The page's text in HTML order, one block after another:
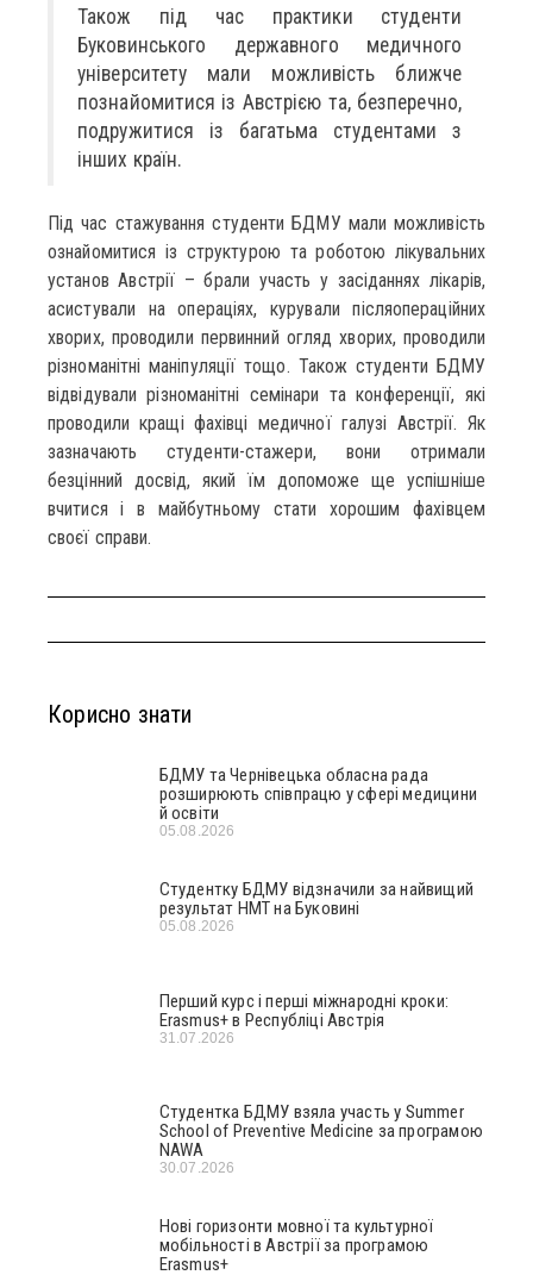
Також під час практики студенти
Буковинського державного медичного
університету мали можливість ближче
познайомитися із Австрією та, безперечно,
подружитися із багатьма студентами з
інших країн.
Під час стажування студенти БДМУ мали можливість
ознайомитися із структурою та роботою лікувальних
установ Австрії – брали участь у засіданнях лікарів,
асистували на операціях, курували післяопераційних
хворих, проводили первинний огляд хворих, проводили
різноманітні маніпуляції тощо. Також студенти БДМУ
відвідували різноманітні семінари та конференції, які
проводили кращі фахівці медичної галузі Австрії. Як
зазначають студенти-стажери, вони отримали
безцінний досвід, який їм допоможе ще успішніше
вчитися і в майбутньому стати хорошим фахівцем
своєї справи.
Корисно знати
БДМУ та Чернівецька обласна рада
розширюють співпрацю у сфері медицини
й освіти
05.08.2026
Студентку БДМУ відзначили за найвищий
результат НМТ на Буковині
05.08.2026
Перший курс і перші міжнародні кроки:
Erasmus+ в Республіці Австрія
31.07.2026
Студентка БДМУ взяла участь у Summer
School of Preventive Medicine за програмою
NAWA
30.07.2026
Нові горизонти мовної та культурної
мобільності в Австрії за програмою
Erasmus+